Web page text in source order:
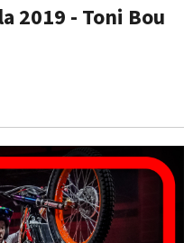
2019 - Toni Bou